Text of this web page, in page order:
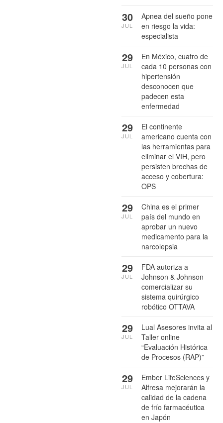
Apnea del sueño pone
en riesgo la vida:
especialista
30
JUL
En México, cuatro de
cada 10 personas con
hipertensión
desconocen que
padecen esta
enfermedad
29
JUL
El continente
americano cuenta con
las herramientas para
eliminar el VIH, pero
persisten brechas de
acceso y cobertura:
OPS
29
JUL
China es el primer
país del mundo en
aprobar un nuevo
medicamento para la
narcolepsia
29
JUL
FDA autoriza a
Johnson & Johnson
comercializar su
sistema quirúrgico
robótico OTTAVA
29
JUL
Lual Asesores invita al
Taller online
“Evaluación Histórica
de Procesos (RAP)”
29
JUL
Ember LifeSciences y
Alfresa mejorarán la
calidad de la cadena
de frío farmacéutica
en Japón
29
JUL